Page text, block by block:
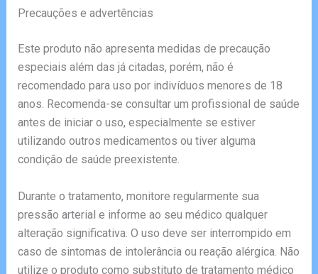
Precauções e advertências
Este produto não apresenta medidas de precaução
especiais além das já citadas, porém, não é
recomendado para uso por indivíduos menores de 18
anos. Recomenda-se consultar um profissional de saúde
antes de iniciar o uso, especialmente se estiver
utilizando outros medicamentos ou tiver alguma
condição de saúde preexistente.
Durante o tratamento, monitore regularmente sua
pressão arterial e informe ao seu médico qualquer
alteração significativa. O uso deve ser interrompido em
caso de sintomas de intolerância ou reação alérgica. Não
utilize o produto como substituto de tratamento médico